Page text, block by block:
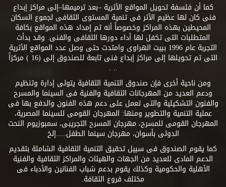
كما أن فلسفة تحويل المواقع الأثرية –بعد ترميمها–إلى مراكز إبداع
فنى كان لها عظيم الأثر فى تنمية المستوى الثقافى لجموع السكان
المحيطين بهذه المراكز وخصوصاً أنه تم إمداد هذه المواقع بكافة
المتطلبات التى تكفل لها أداء دورها الثقافى والفنى. وقد بدأت
التجربة عام 1996 ببيت الهراوى وامتدت حتى وصل عدد المواقع الأثرية
التى تم تحويلها إلى مراكز إبداع فنى تابعة للصندوق إلى (16 ) مركزاً
.. .
ومن ناحية أخرى فإن صندوق التنمية الثقافية يتولى إدارة وتنظيم
ودعم العديد من المهرجانات الثقافية والفنية فى السينما والمسرح
والفنون التشكيلية والتى تعمل على دعم هذه الفنون والدفع بها فى
عملية التنمية والتطوير ومنها: المهرجان القومى للسينما المصرية،
المهرجان القومى للمسرح، مهرجان المسرح التجريبى، سمبوزيوم النحت
الدولى بأسوان، مهرجان سينما الطفل.....إلخ
كما يقوم الصندوق فى سبيل تحقيق التنمية الثقافية الشاملة بتقديم
الدعم المادى للعديد من الجهات والهيئات والمراكز الثقافية والفنية
الأهلية والحكومية وكذلك يقوم بدعم شباب الفنانين والأدباء فى
مختلف فروع الثقافة.